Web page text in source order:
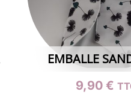
EMBALLE
9,90€